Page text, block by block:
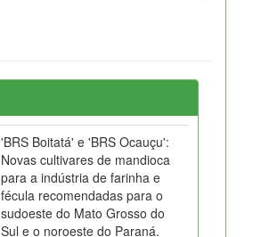
'BRS Boitatá' e 'BRS Ocauçu':
Novas cultivares de mandioca
para a indústria de farinha e
fécula recomendadas para o
sudoeste do Mato Grosso do
Sul e o noroeste do Paraná.